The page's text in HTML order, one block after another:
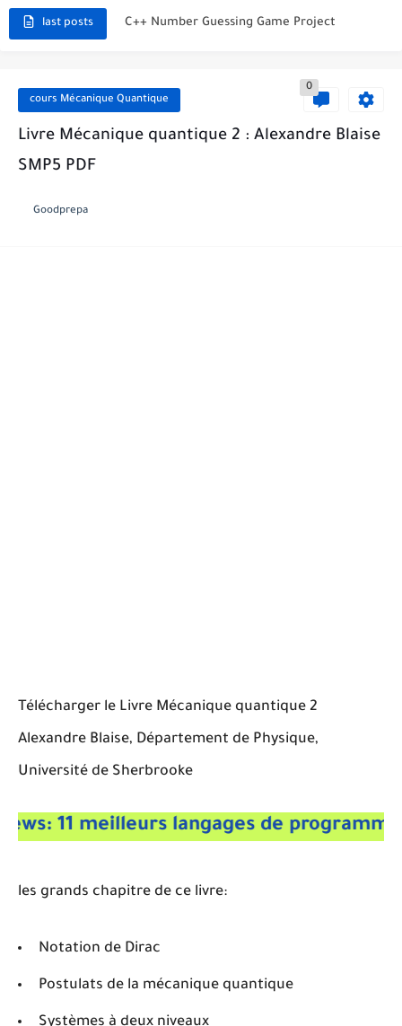
last posts C++ Number Guessing Game Project
C++ Simple Text Editor Project
C++ program to make a simple calculator project
cours Mécanique Quantique
0
Livre Mécanique quantique 2 : Alexandre Blaise
SMP5 PDF
Goodprepa
Télécharger le Livre Mécanique quantique 2
Alexandre Blaise, Département de Physique,
Université de Sherbrooke
meilleurs langages de programmation
les grands chapitre de ce livre:
Notation de Dirac
Postulats de la mécanique quantique
Systèmes à deux niveaux